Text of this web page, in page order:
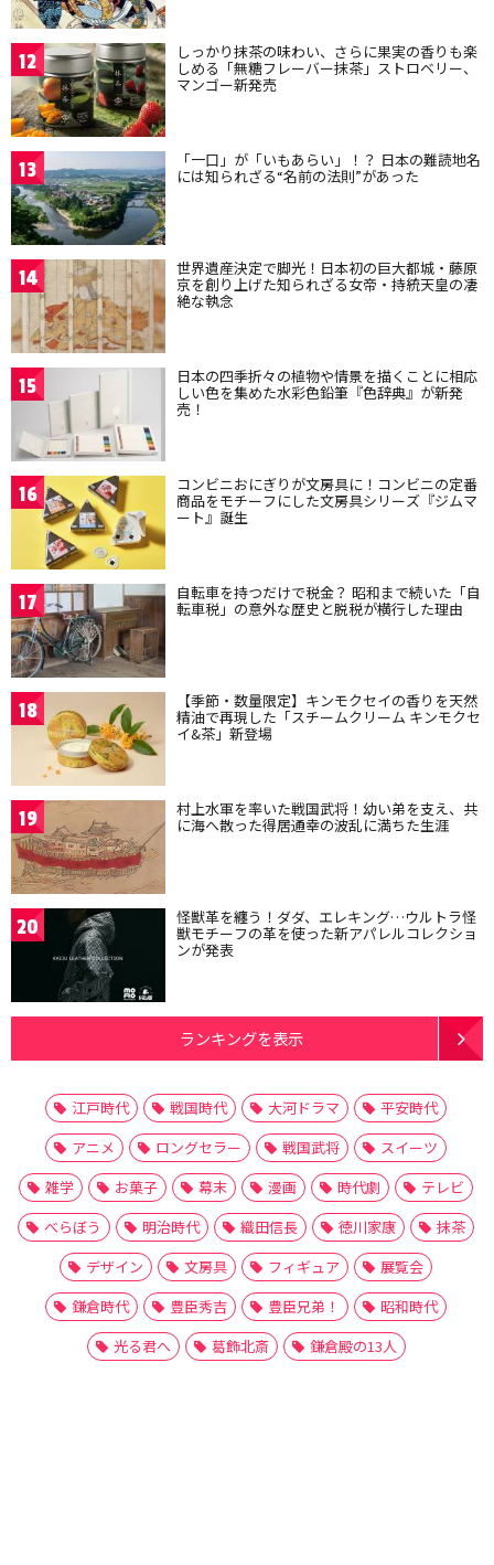
12 しっかり抹茶の味わい、さらに果実の香りも楽
しめる「無糖フレーバー抹茶」ストロベリー、
マンゴー新発売
13 「一口」が「いもあらい」！？ 日本の難読地名
には知られざる“名前の法則”があった
14 世界遺産決定で脚光！日本初の巨大都城・藤原
京を創り上げた知られざる女帝・持統天皇の凄
絶な執念
15 日本の四季折々の植物や情景を描くことに相応
しい色を集めた水彩色鉛筆『色辞典』が新発
売！
16 コンビニおにぎりが文房具に！コンビニの定番
商品をモチーフにした文房具シリーズ『ジムマ
ート』誕生
17 自転車を持つだけで税金？ 昭和まで続いた「自
転車税」の意外な歴史と脱税が横行した理由
18 【季節・数量限定】キンモクセイの香りを天然
精油で再現した「スチームクリーム キンモクセ
イ&茶」新登場
19 村上水軍を率いた戦国武将！幼い弟を支え、共
に海へ散った得居通幸の波乱に満ちた生涯
20 怪獣革を纏う！ダダ、エレキング…ウルトラ怪
獣モチーフの革を使った新アパレルコレクショ
ンが発表
ランキングを表示
江戸時代 戦国時代 大河ドラマ
平安時代
アニメ
ロングセラー 戦国武将
スイーツ
雑学
お菓子 幕末 漫画 時代劇
テレビ
べらぼう
明治時代 織田信長 徳川家康
抹茶
デザイン
文房具 フィギュア
展覧会
鎌倉時代
豊臣秀吉 豊臣兄弟！
昭和時代
光る君へ
葛飾北斎 鎌倉殿の13人